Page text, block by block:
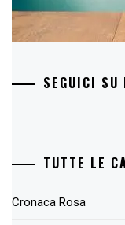
SEGUICI SU
TUTTE LE
Cronaca Rosa